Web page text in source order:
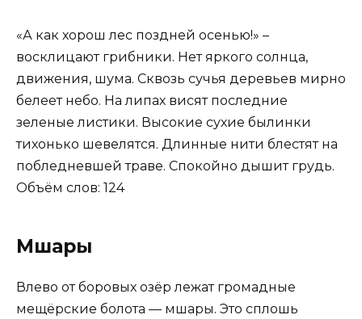
«А как хорош лес поздней осенью!» –
восклицают грибники. Нет яркого солнца,
движения, шума. Сквозь сучья деревьев мирно
белеет небо. На липах висят последние
зеленые листики. Высокие сухие былинки
тихонько шевелятся. Длинные нити блестят на
побледневшей траве. Спокойно дышит грудь.
Объём слов: 124
Мшары
Влево от боровых озёр лежат громадные
мещёрские болота — мшары. Это сплошь